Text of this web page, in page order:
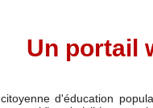
Un portail
d'éducation